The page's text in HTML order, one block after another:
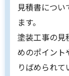
見積書につ
ます。
塗装工事の見
めのポイント
りばめられて